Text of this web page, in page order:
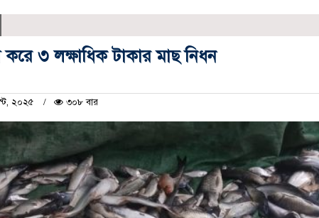
করে ৩ লক্ষাধিক টাকার মাছ নিধন
২০২৫ ৩০৮ বার